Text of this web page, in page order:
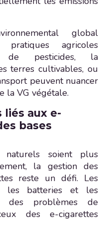
global
agricoles
de pesticides, la
terres cultivables, ou
peuvent nuancer
la VG végétale.
liés aux e-
bases
soient plus
la gestion des
reste un défi. Les
les batteries et les
des problèmes de
des e-cigarettes